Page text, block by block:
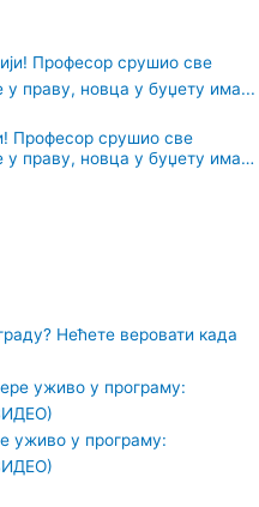
Професор срушио све
праву, новца у буџету има…
Нећете веровати када
уживо у програму: